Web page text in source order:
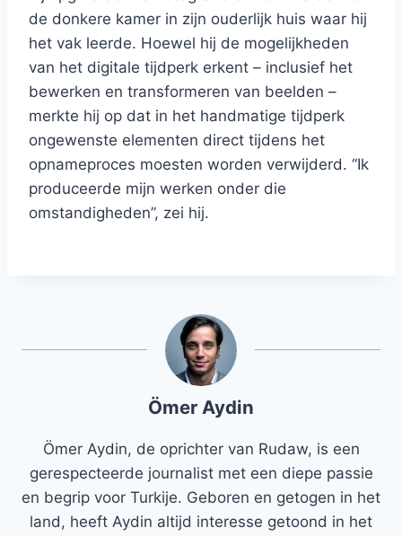
de donkere kamer in zijn ouderlijk huis waar hij
het vak leerde. Hoewel hij de mogelijkheden
van het digitale tijdperk erkent – ​​inclusief het
bewerken en transformeren van beelden –
merkte hij op dat in het handmatige tijdperk
ongewenste elementen direct tijdens het
opnameproces moesten worden verwijderd. “Ik
produceerde mijn werken onder die
omstandigheden”, zei hij.
Ömer Aydin
Ömer Aydin, de oprichter van Rudaw, is een
gerespecteerde journalist met een diepe passie
en begrip voor Turkije. Geboren en getogen in het
land, heeft Aydin altijd interesse getoond in het